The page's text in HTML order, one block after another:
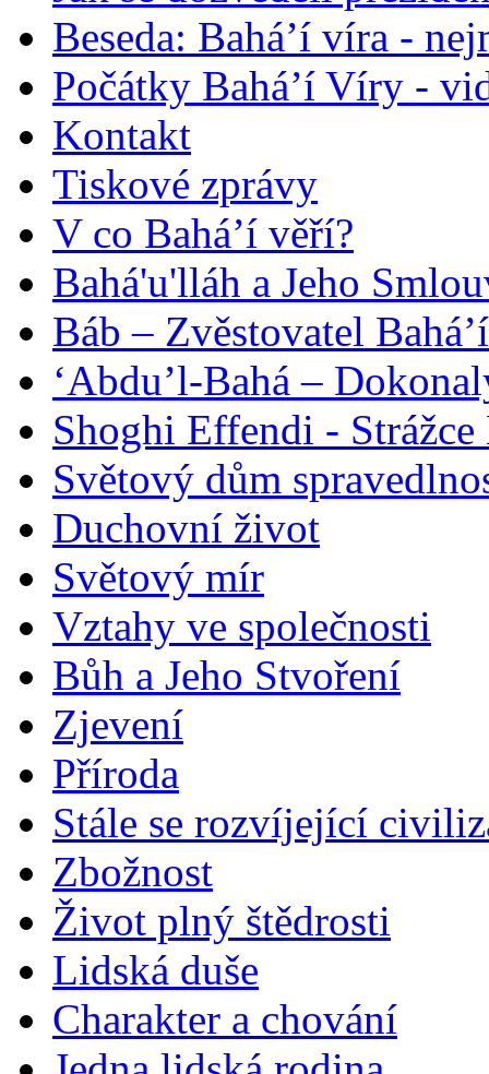
Beseda: Bahá’í víra -
Počátky Bahá’í Víry -
Kontakt
Tiskové zprávy
V co Bahá’í věří?
Bahá'u'lláh a Jeho
Báb – Zvěstovatel
‘Abdu’l-Bahá –
Shoghi Effendi -
Světový dům
Duchovní život
Světový mír
Vztahy ve společnosti
Bůh a Jeho Stvoření
Zjevení
Příroda
Stále se rozvíjející
Zbožnost
Život plný štědrosti
Lidská duše
Charakter a chování